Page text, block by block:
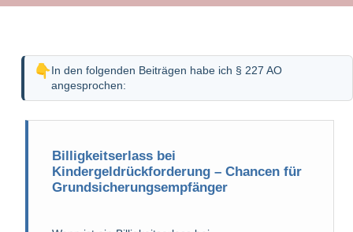
In den folgenden Beiträgen habe ich § 227 AO
angesprochen:
Billigkeitserlass bei
Kindergeldrückforderung – Chancen für
Grundsicherungsempfänger